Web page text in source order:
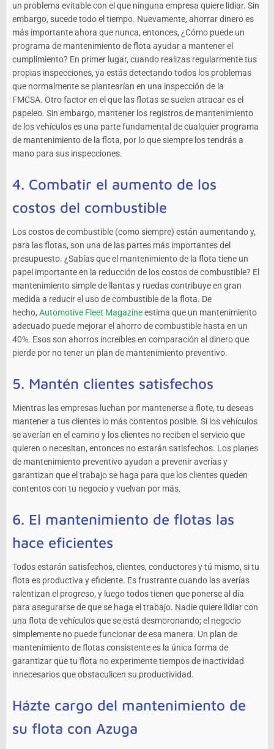
un problema evitable con el que ninguna empresa quiere lidiar. Sin
embargo, sucede todo el tiempo. Nuevamente, ahorrar dinero es
más importante ahora que nunca, entonces, ¿Cómo puede un
programa de mantenimiento de flota ayudar a mantener el
cumplimiento? En primer lugar, cuando realizas regularmente tus
propias inspecciones, ya estás detectando todos los problemas
que normalmente se plantearían en una inspección de la
FMCSA. Otro factor en el que las flotas se suelen atracar es el
papeleo. Sin embargo, mantener los registros de mantenimiento
de los vehículos es una parte fundamental de cualquier programa
de mantenimiento de la flota, por lo que siempre los tendrás a
mano para sus inspecciones.
4. Combatir el aumento de los
costos del combustible
Los costos de combustible (como siempre) están aumentando y,
para las flotas, son una de las partes más importantes del
presupuesto. ¿Sabías que el mantenimiento de la flota tiene un
papel importante en la reducción de los costos de combustible? El
mantenimiento simple de llantas y ruedas contribuye en gran
medida a reducir el uso de combustible de la flota. De
hecho, Automotive Fleet Magazineestima que un mantenimiento
adecuado puede mejorar el ahorro de combustible hasta en un
40%. Esos son ahorros increíbles en comparación al dinero que
pierde por no tener un plan de mantenimiento preventivo.
5. Mantén clientes satisfechos
Mientras las empresas luchan por mantenerse a flote, tu deseas
mantener a tus clientes lo más contentos posible. Si los vehículos
se averían en el camino y los clientes no reciben el servicio que
quieren o necesitan, entonces no estarán satisfechos. Los planes
de mantenimiento preventivo ayudan a prevenir averías y
garantizan que el trabajo se haga para que los clientes queden
contentos con tu negocio y vuelvan por más.
6. El mantenimiento de flotas las
hace eficientes
Todos estarán satisfechos, clientes, conductores y tú mismo, si tu
flota es productiva y eficiente. Es frustrante cuando las averías
ralentizan el progreso, y luego todos tienen que ponerse al día
para asegurarse de que se haga el trabajo. Nadie quiere lidiar con
una flota de vehículos que se está desmoronando; el negocio
simplemente no puede funcionar de esa manera. Un plan de
mantenimiento de flotas consistente es la única forma de
garantizar que tu flota no experimente tiempos de inactividad
innecesarios que obstaculicen su productividad.
Házte cargo del mantenimiento de
su flota con Azuga